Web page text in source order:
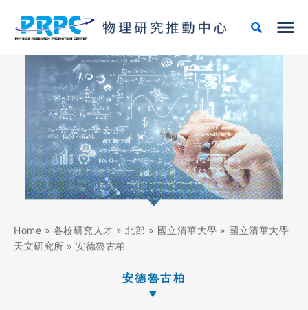
Home » 各校研究人才 » 北部 » 國立清華大學 » 國立清華大學
天文研究所 » 安德魯古柏
安德魯古柏